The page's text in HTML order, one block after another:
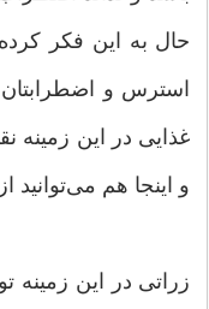
حال به این فكر
استرس و اضطرابتان
غذایی در این زمینه
و اینجا هم می‌توانید
زراتی در این